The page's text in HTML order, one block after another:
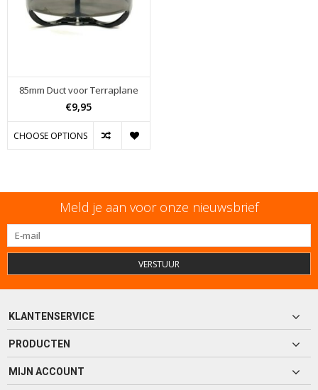
85mm Duct voor Terraplane
€9,95
CHOOSE OPTIONS
Meld je aan voor onze nieuwsbrief
VERSTUUR
KLANTENSERVICE
PRODUCTEN
MIJN ACCOUNT